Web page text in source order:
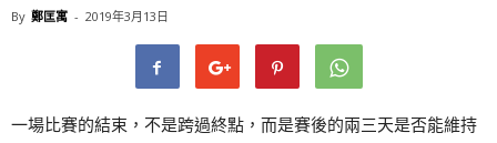
By 鄭匡寓 - 2019年3月13日
一場比賽的結束，不是跨過終點，而是賽後的兩三天是否能維持